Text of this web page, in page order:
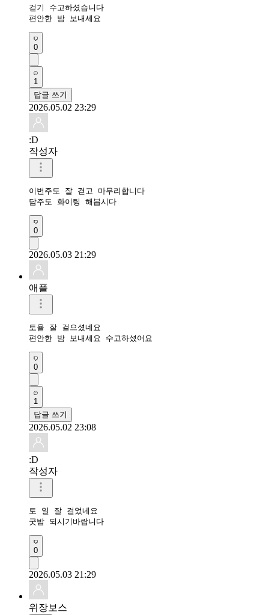
걷기 수고하셨습니다
편안한 밤 보내세요
0
1
답글 쓰기
2026.05.02 23:29
:D
작성자
이번주도 잘 걷고 마무리합니다
담주도 화이팅 해봅시다
0
2026.05.03 21:29
애플
토욜 잘 걸으셨네요
편안한 밤 보내세요 수고하셨어요
0
1
답글 쓰기
2026.05.02 23:08
:D
작성자
토 일 잘 걸었네요
굿밤 되시기바랍니다
0
2026.05.03 21:29
위장보스